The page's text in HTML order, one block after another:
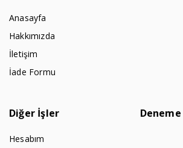
Anasayfa
Hakkımızda
İletişim
İade Formu
Diğer İşler
Hesabım
Deneme